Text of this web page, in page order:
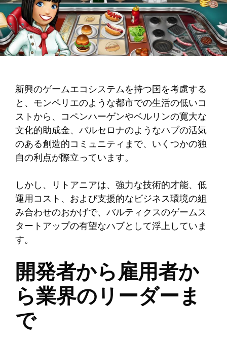
新興のゲームエコシステムを持つ国を考慮する
と、モンペリエのような都市での生活の低いコ
ストから、コペンハーゲンやベルリンの寛大な
文化的助成金、バルセロナのようなハブの活気
のある創造的コミュニティまで、いくつかの独
自の利点が際立っています。
しかし、リトアニアは、強力な技術的才能、低
運用コスト、および支援的なビジネス環境の組
み合わせのおかげで、バルティクスのゲームス
タートアップの有望なハブとして浮上していま
す。
開発者から雇用者か
ら業界のリーダーま
で